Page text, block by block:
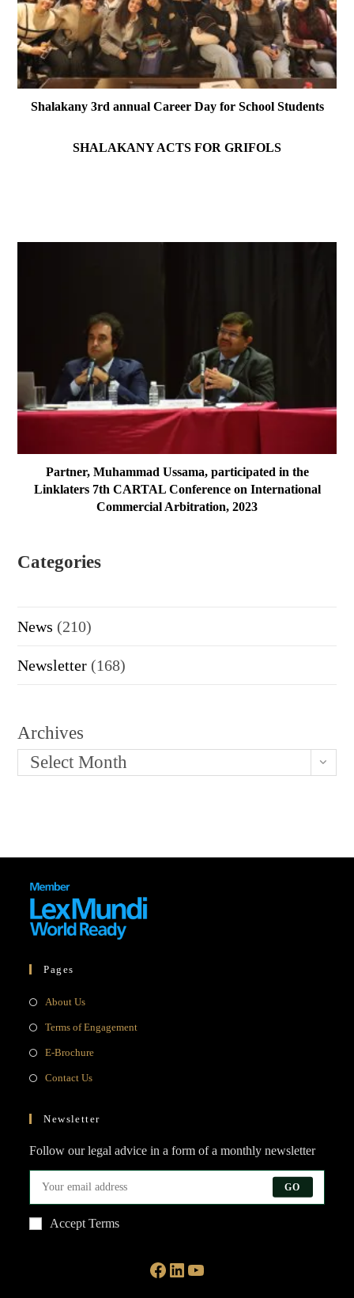
Shalakany 3rd annual Career Day for School Students
SHALAKANY ACTS FOR GRIFOLS
Partner, Muhammad Ussama, participated in the
Linklaters 7th CARTAL Conference on International
Commercial Arbitration, 2023
Categories
News (210)
Newsletter (168)
Archives
Select Month
Pages
About UsOpens
new
tab
Terms of EngagementOpens
E-BrochureOpens
Contact UsOpens
tab
Newsletter
Follow our legal advice in a form of a monthly newsletter
GO
Accept Terms
Facebook LinkedIn YouTube